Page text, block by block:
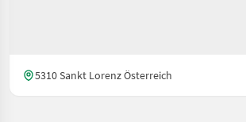
5310 Sankt Lorenz Österreich